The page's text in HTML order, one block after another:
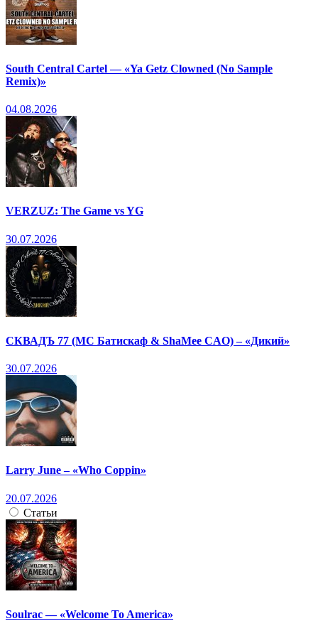
South Central Cartel — «Ya Getz Clowned (No Sample
Remix)»
04.08.2026
VERZUZ: The Game vs YG
30.07.2026
СКВАДЪ 77 (МС Батискаф & ShaMee CAO) – «Дикий»
30.07.2026
Larry June – «Who Coppin»
20.07.2026
Статьи
Soulrac — «Welcome To America»